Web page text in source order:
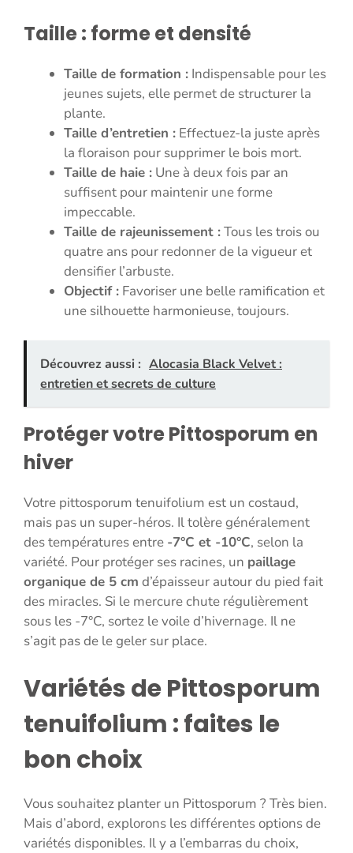
Taille : forme et densité
Taille de formation : Indispensable pour les
jeunes sujets, elle permet de structurer la
plante.
Taille d’entretien : Effectuez-la juste après
la floraison pour supprimer le bois mort.
Taille de haie : Une à deux fois par an
suffisent pour maintenir une forme
impeccable.
Taille de rajeunissement :Tous les trois ou
quatre ans pour redonner de la vigueur et
densifier l’arbuste.
Objectif : Favoriser une belle ramification et
une silhouette harmonieuse, toujours.
Découvrez aussi : Alocasia Black Velvet :
entretien et secrets de culture
Protéger votre Pittosporum en
hiver
Votre pittosporum tenuifolium est un costaud,
mais pas un super-héros. Il tolère généralement
des températures entre -7°C et -10°C, selon la
variété. Pour protéger ses racines, un paillage
organique de 5 cm d’épaisseur autour du pied fait
des miracles. Si le mercure chute régulièrement
sous les -7°C, sortez le voile d’hivernage. Il ne
s’agit pas de le geler sur place.
Variétés de Pittosporum
tenuifolium : faites le
bon choix
Vous souhaitez planter un Pittosporum ? Très bien.
Mais d’abord, explorons les différentes options de
variétés disponibles. Il y a l’embarras du choix,